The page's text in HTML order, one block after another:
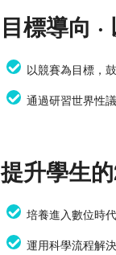
目標導向
以競賽為目標，
通過研習世界性
提升學生
培養進入數位時
運用科學流程解